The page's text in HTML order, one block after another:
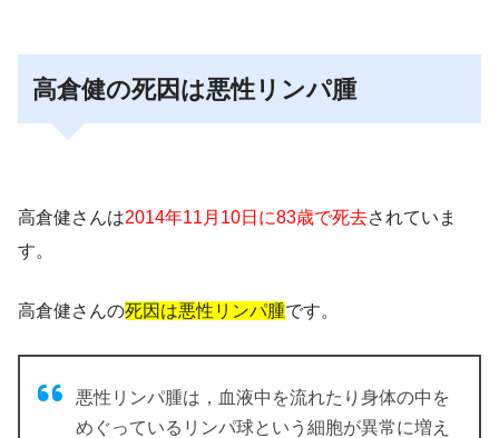
高倉健の死因は悪性リンパ腫
高倉健さんは2014年11月10日に83歳で死去されていま
す。
高倉健さんの死因は悪性リンパ腫です。
悪性リンパ腫は，血液中を流れたり身体の中を
めぐっているリンパ球という細胞が異常に増え